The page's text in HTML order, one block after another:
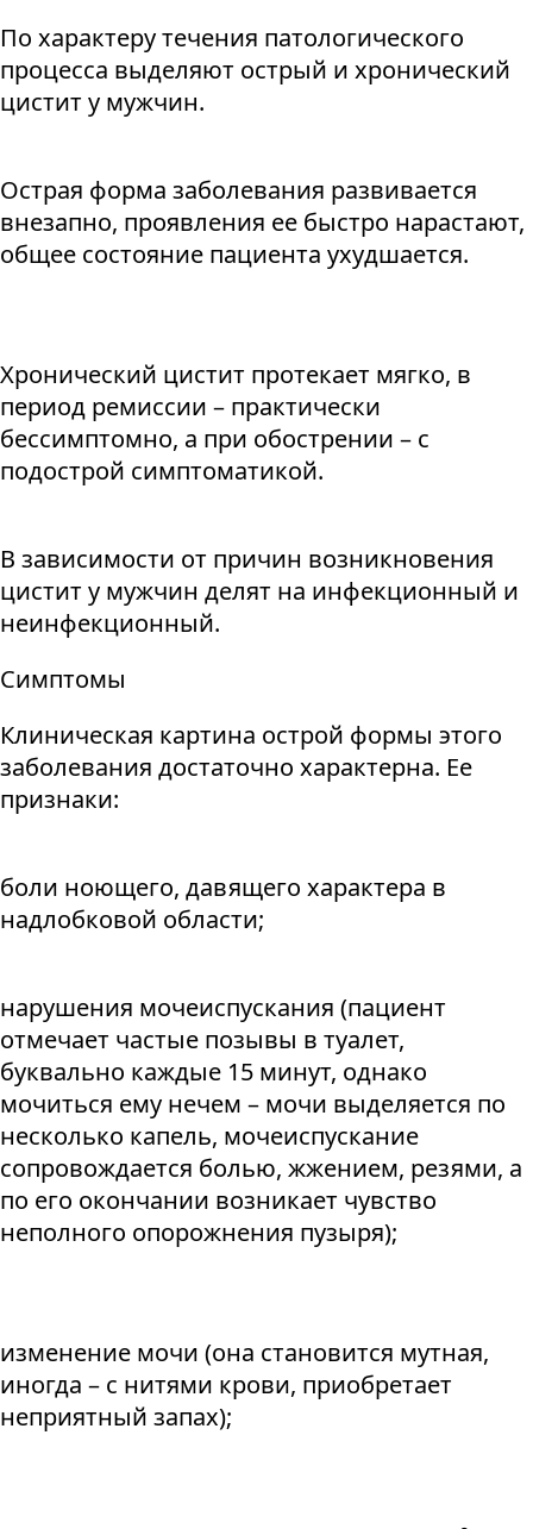
По характеру течения патологического
процесса выделяют острый и хронический
цистит у мужчин.
Острая форма заболевания развивается
внезапно, проявления ее быстро нарастают,
общее состояние пациента ухудшается.
Хронический цистит протекает мягко, в
период ремиссии – практически
бессимптомно, а при обострении – с
подострой симптоматикой.
В зависимости от причин возникновения
цистит у мужчин делят на инфекционный и
неинфекционный.
Симптомы
Клиническая картина острой формы этого
заболевания достаточно характерна. Ее
признаки:
боли ноющего, давящего характера в
надлобковой области;
нарушения мочеиспускания (пациент
отмечает частые позывы в туалет,
буквально каждые 15 минут, однако
мочиться ему нечем – мочи выделяется по
несколько капель, мочеиспускание
сопровождается болью, жжением, резями, а
по его окончании возникает чувство
неполного опорожнения пузыря);
изменение мочи (она становится мутная,
иногда – с нитями крови, приобретает
неприятный запах);